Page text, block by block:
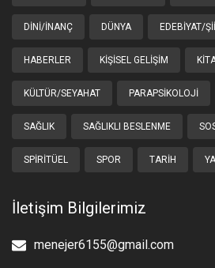
DINI/İNANÇ DÜNYA EDEBIYAT/
HABERLER KIŞISEL GELIŞIM
KÜLTÜR/SEYAHAT PARAPSIKOLOJI
SAĞLIK SAĞLIKLI BESLENME
SPIRITÜEL SPOR TARIH
İletişim Bilgilerimiz
menejer6155@gmail.com